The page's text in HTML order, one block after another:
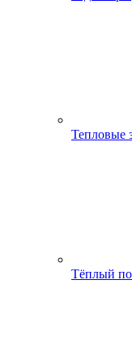
Тепловые
Тёплый